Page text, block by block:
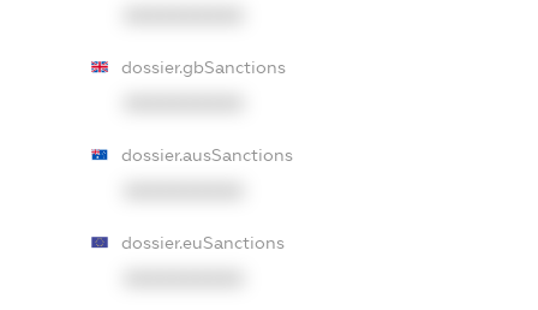
dossier.gbSanctions
dossier.ausSanctions
dossier.euSanctions